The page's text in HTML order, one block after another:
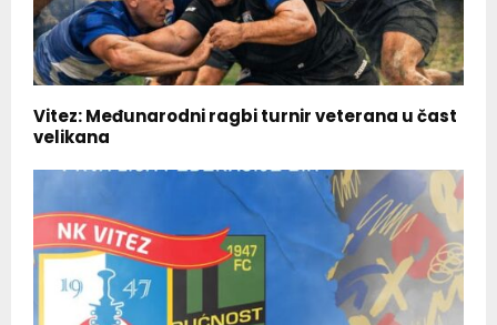
Vitez: Međunarodni ragbi turnir veterana u čast
velikana